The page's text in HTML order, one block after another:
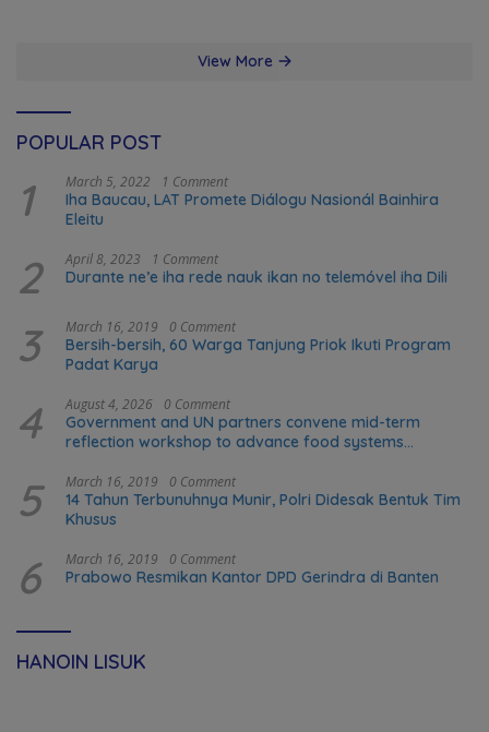
View More
POPULAR POST
1 March 5, 2022 1 Comment
Iha Baucau, LAT Promete Diálogu Nasionál Bainhira
Eleitu
2 April 8, 2023 1 Comment
Durante ne’e iha rede nauk ikan no telemóvel iha Dili
3 March 16, 2019 0 Comment
Bersih-bersih, 60 Warga Tanjung Priok Ikuti Program
Padat Karya
4 August 4, 2026 0 Comment
Government and UN partners convene mid-term
reflection workshop to advance food systems
5 March 16, 2019 0 Comment
14 Tahun Terbunuhnya Munir, Polri Didesak Bentuk Tim
Khusus
6 March 16, 2019 0 Comment
Prabowo Resmikan Kantor DPD Gerindra di Banten
HANOIN LISUK